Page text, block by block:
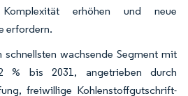
erhöhen und neue
erfordern.
wachsende Segment mit
% bis 2031, angetrieben durch
freiwillige Kohlenstoffgutschrift-